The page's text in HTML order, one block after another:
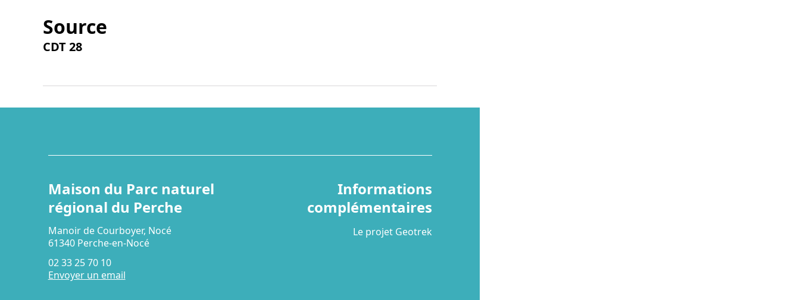
Source
CDT 28
Maison du Parc naturel
régional du Perche
Manoir de Courboyer, Nocé
61340 Perche-en-Nocé
02 33 25 70 10
Envoyer un email
Informations
complémentaires
Le projet Geotrek